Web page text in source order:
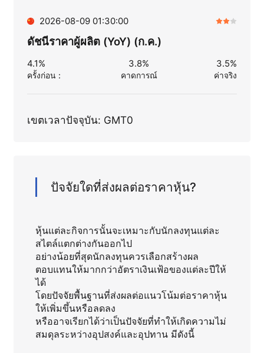
2026-08-09 01:30:00
ดัชนีราคาผู้ผลิต (YoY) (ก.ค.)
4.1%
ครั้งก่อน：
3.8%
คาดการณ์
3.5%
ค่าจริง
เขตเวลาปัจจุบัน: GMT0
ปัจจัยใดที่ส่งผลต่อราคาหุ้น?
หุ้นแต่ละกิจการนั้นจะเหมาะกับนักลงทุนแต่ละ
สไตล์แตกต่างกันออกไป
อย่างน้อยที่สุดนักลงทุนควรเลือกสร้างผล
ตอบแทนให้มากกว่าอัตราเงินเฟ้อของแต่ละปีให้
ได้
โดยปัจจัยพื้นฐานที่ส่งผลต่อแนวโน้มต่อราคาหุ้น
ให้เพิ่มขึ้นหรือลดลง
หรืออาจเรียกได้ว่าเป็นปัจจัยที่ทำให้เกิดความไม่
สมดุลระหว่างอุปสงค์และอุปทาน มีดังนี้